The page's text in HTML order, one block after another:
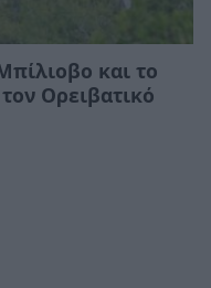
και το
Ορειβατικό